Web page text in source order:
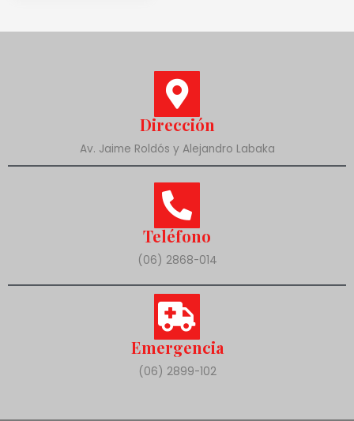
Dirección
Av. Jaime Roldós y Alejandro Labaka
Teléfono
(06) 2868-014
Emergencia
(06) 2899-102